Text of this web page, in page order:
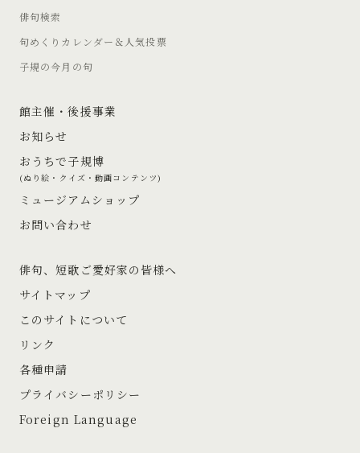
俳句検索
句めくりカレンダー＆人気投票
子規の今月の句
館主催・後援事業
お知らせ
おうちで子規博
(ぬり絵・クイズ・動画コンテンツ)
ミュージアムショップ
お問い合わせ
俳句、短歌ご愛好家の皆様へ
サイトマップ
このサイトについて
リンク
各種申請
プライバシーポリシー
Foreign Language